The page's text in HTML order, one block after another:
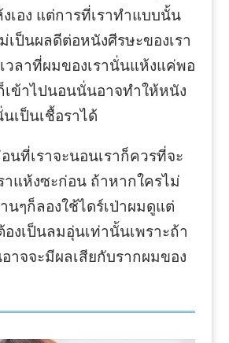
เอง แต่การที่เราทำแบบนั้น
เป็นผลดีต่อหนังศีรษะของเรา
วลาที่ผมของเรานั่นแห้งแค่พอ
เข้าไปนอนนั่นอาจทำให้หนัง
เป็นเชื้อราได้
นที่เราจะนอนเราก็ควรที่จะ
าแห้งซะก่อน ถ้าหากใครไม่
นๆก็ลองใช้ไดร์เป่าผมดูแต่
องเป็นลมอุ่นเท่านั้นเพราะถ้า
าจจะมีผลเสียกับรากผมของ